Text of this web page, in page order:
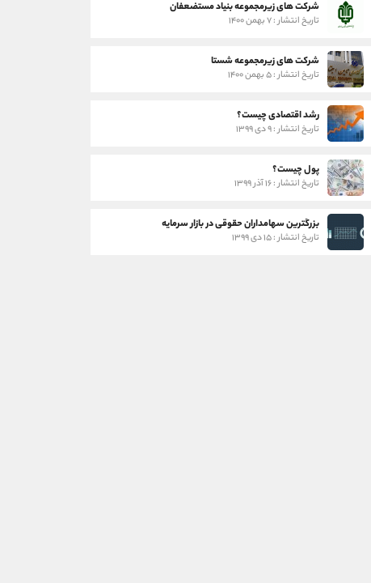
شرکت های زیرمجموعه بنیاد مستضعفان
تاریخ انتشار : ۷ بهمن ۱۴۰۰
شرکت های زیرمجموعه شستا
تاریخ انتشار : ۵ بهمن ۱۴۰۰
رشد اقتصادی چیست؟
تاریخ انتشار : ۹ دی ۱۳۹۹
پول چیست؟
تاریخ انتشار : ۱۶ آذر ۱۳۹۹
بزرگترین سهامداران حقوقی در بازار سرمایه
تاریخ انتشار : ۱۵ دی ۱۳۹۹